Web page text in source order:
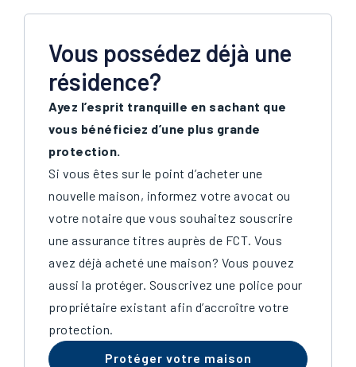
Vous possédez déjà une
résidence?
Ayez l’esprit tranquille en sachant que
vous bénéficiez d’une plus grande
protection.
Si vous êtes sur le point d’acheter une
nouvelle maison, informez votre avocat ou
votre notaire que vous souhaitez souscrire
une assurance titres auprès de FCT. Vous
avez déjà acheté une maison? Vous pouvez
aussi la protéger. Souscrivez une police pour
propriétaire existant afin d’accroître votre
protection.
Protéger votre maison